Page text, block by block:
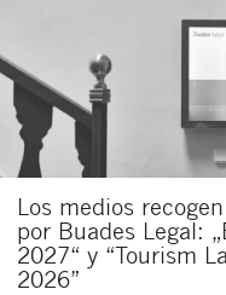
Los medios
por Buades Legal:
2027“ y “Tourism
2026”